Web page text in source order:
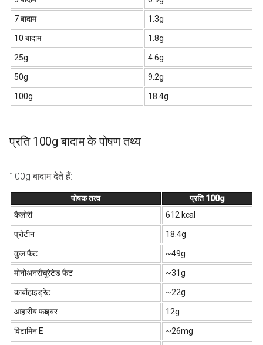
7 बादाम 1.3g
10 बादाम 1.8g
25g 4.6g
50g 9.2g
100g 18.4g
प्रति 100g बादाम के पोषण तथ्य
100g बादाम देते हैं:
पोषक तत्व
प्रति 100g
कैलोरी
612 kcal
प्रोटीन 18.4g
कुल फैट ~49g
मोनोअनसैचुरेटेड फैट ~31g
कार्बोहाइड्रेट ~22g
आहारीय फाइबर 12g
विटामिन E ~26mg